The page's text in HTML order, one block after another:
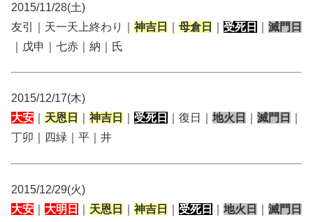
2015/11/28(土)
友引｜天一天上終わり｜ 神吉日 母倉日 受死日
滅門日
｜戊申｜七赤｜納｜氏
2015/12/17(木)
大安
天恩日 神吉日 受死日 ｜復日｜ 地火日 滅門日
丁卯｜四緑｜平｜井
2015/12/29(火)
大安
大明日 天恩日 神吉日 受死日 地火日
滅門日